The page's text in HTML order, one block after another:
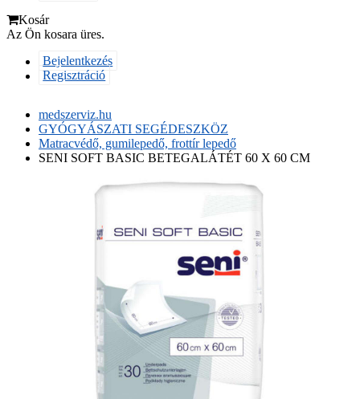
Kosár
Az Ön kosara üres.
Bejelentkezés
Regisztráció
medszerviz.hu
GYÓGYÁSZATI SEGÉDESZKÖZ
Matracvédő, gumilepedő, frottír lepedő
SENI SOFT BASIC BETEGALÁTÉT 60 X 60 CM